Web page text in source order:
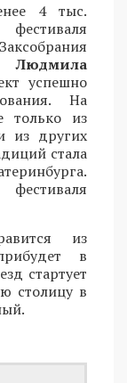
4 тыс.
Людмила
успешно
На
только из
из других
стала
из
в
стартует
столицу в